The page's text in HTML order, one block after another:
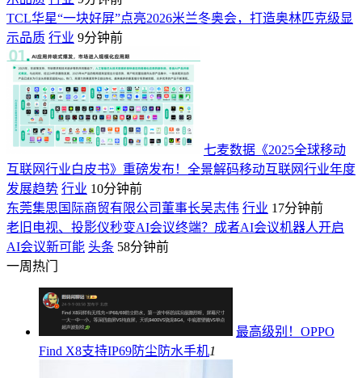
TCL华星“一块好屏”点亮2026米兰冬奥会，打造奥林匹克级显
示品质 行业 9分钟前
七麦数据《2025全球移动
互联网行业白皮书》重磅发布！全景解码移动互联网行业年度
发展趋势 行业 10分钟前
东莞集思国际商贸有限公司董事长吴志伟 行业 17分钟前
老旧电视、投影仪秒变AI会议终端？成者AI会议机器人开启
AI会议新可能 头条 58分钟前
一周热门
最高级别！OPPO
Find X8支持IP69防尘防水手机1